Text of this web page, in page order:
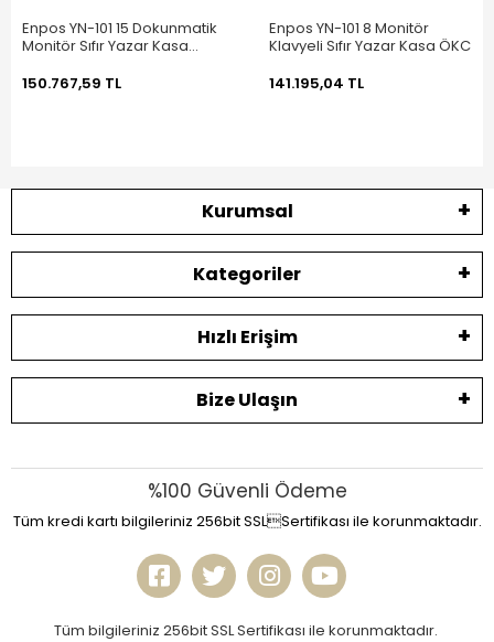
Enpos YN-101 15 Dokunmatik
Monitör Sıfır Yazar Kasa
150.767,59 TL
Enpos YN-101 8 Monitör
Klavyeli Sıfır Yazar Kasa ÖKC
141.195,04 TL
Kurumsal
Kategoriler
Hızlı Erişim
Bize Ulaşın
%100 Güvenli Ödeme
Tüm kredi kartı bilgileriniz 256bit SSLSertifikası ile korunmaktadır.
Tüm bilgileriniz 256bit SSL Sertifikası ile korunmaktadır.